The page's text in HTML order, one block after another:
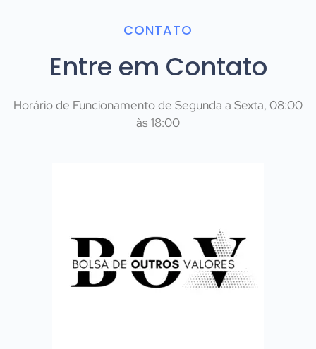
CONTATO
Entre em Contato
Horário de Funcionamento de Segunda a Sexta, 08:00
às 18:00